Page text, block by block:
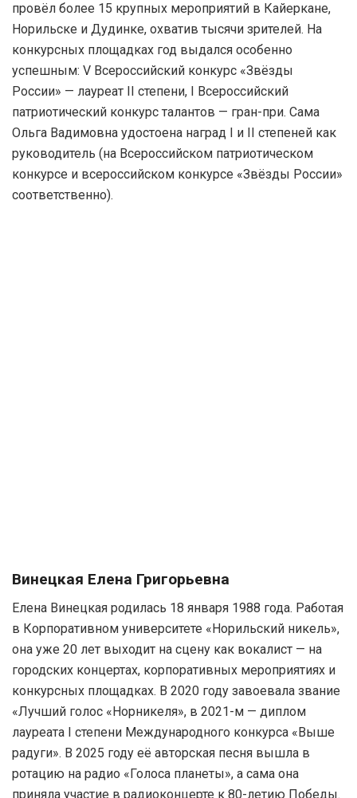
провёл более 15 крупных мероприятий в Кайеркане,
Норильске и Дудинке, охватив тысячи зрителей. На
конкурсных площадках год выдался особенно
успешным: V Всероссийский конкурс «Звёзды
России» — лауреат II степени, I Всероссийский
патриотический конкурс талантов — гран-при. Сама
Ольга Вадимовна удостоена наград I и II степеней как
руководитель (на Всероссийском патриотическом
конкурсе и всероссийском конкурсе «Звёзды России»
соответственно).
Винецкая Елена Григорьевна
Елена Винецкая родилась 18 января 1988 года. Работая
в Корпоративном университете «Норильский никель»,
она уже 20 лет выходит на сцену как вокалист — на
городских концертах, корпоративных мероприятиях и
конкурсных площадках. В 2020 году завоевала звание
«Лучший голос «Норникеля», в 2021-м — диплом
лауреата I степени Международного конкурса «Выше
радуги». В 2025 году её авторская песня вышла в
ротацию на радио «Голоса планеты», а сама она
приняла участие в радиоконцерте к 80-летию Победы.